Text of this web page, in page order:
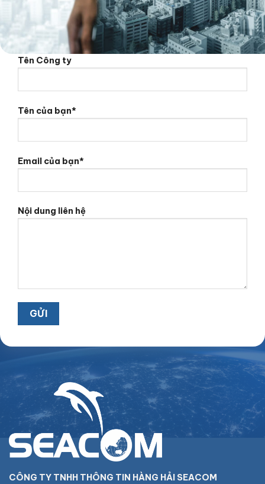
Tên Công ty
Tên của bạn*
Email của bạn*
Nội dung liên hệ
CÔNG TY TNHH THÔNG TIN HÀNG HẢI SEACOM